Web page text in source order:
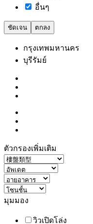
อื่นๆ
ชัดเจน ตกลง
กรุงเทพมหานคร
บุรีรัมย์
ตัวกรองเพิ่มเติม
มุมมอง
วิวเปิดโล่ง